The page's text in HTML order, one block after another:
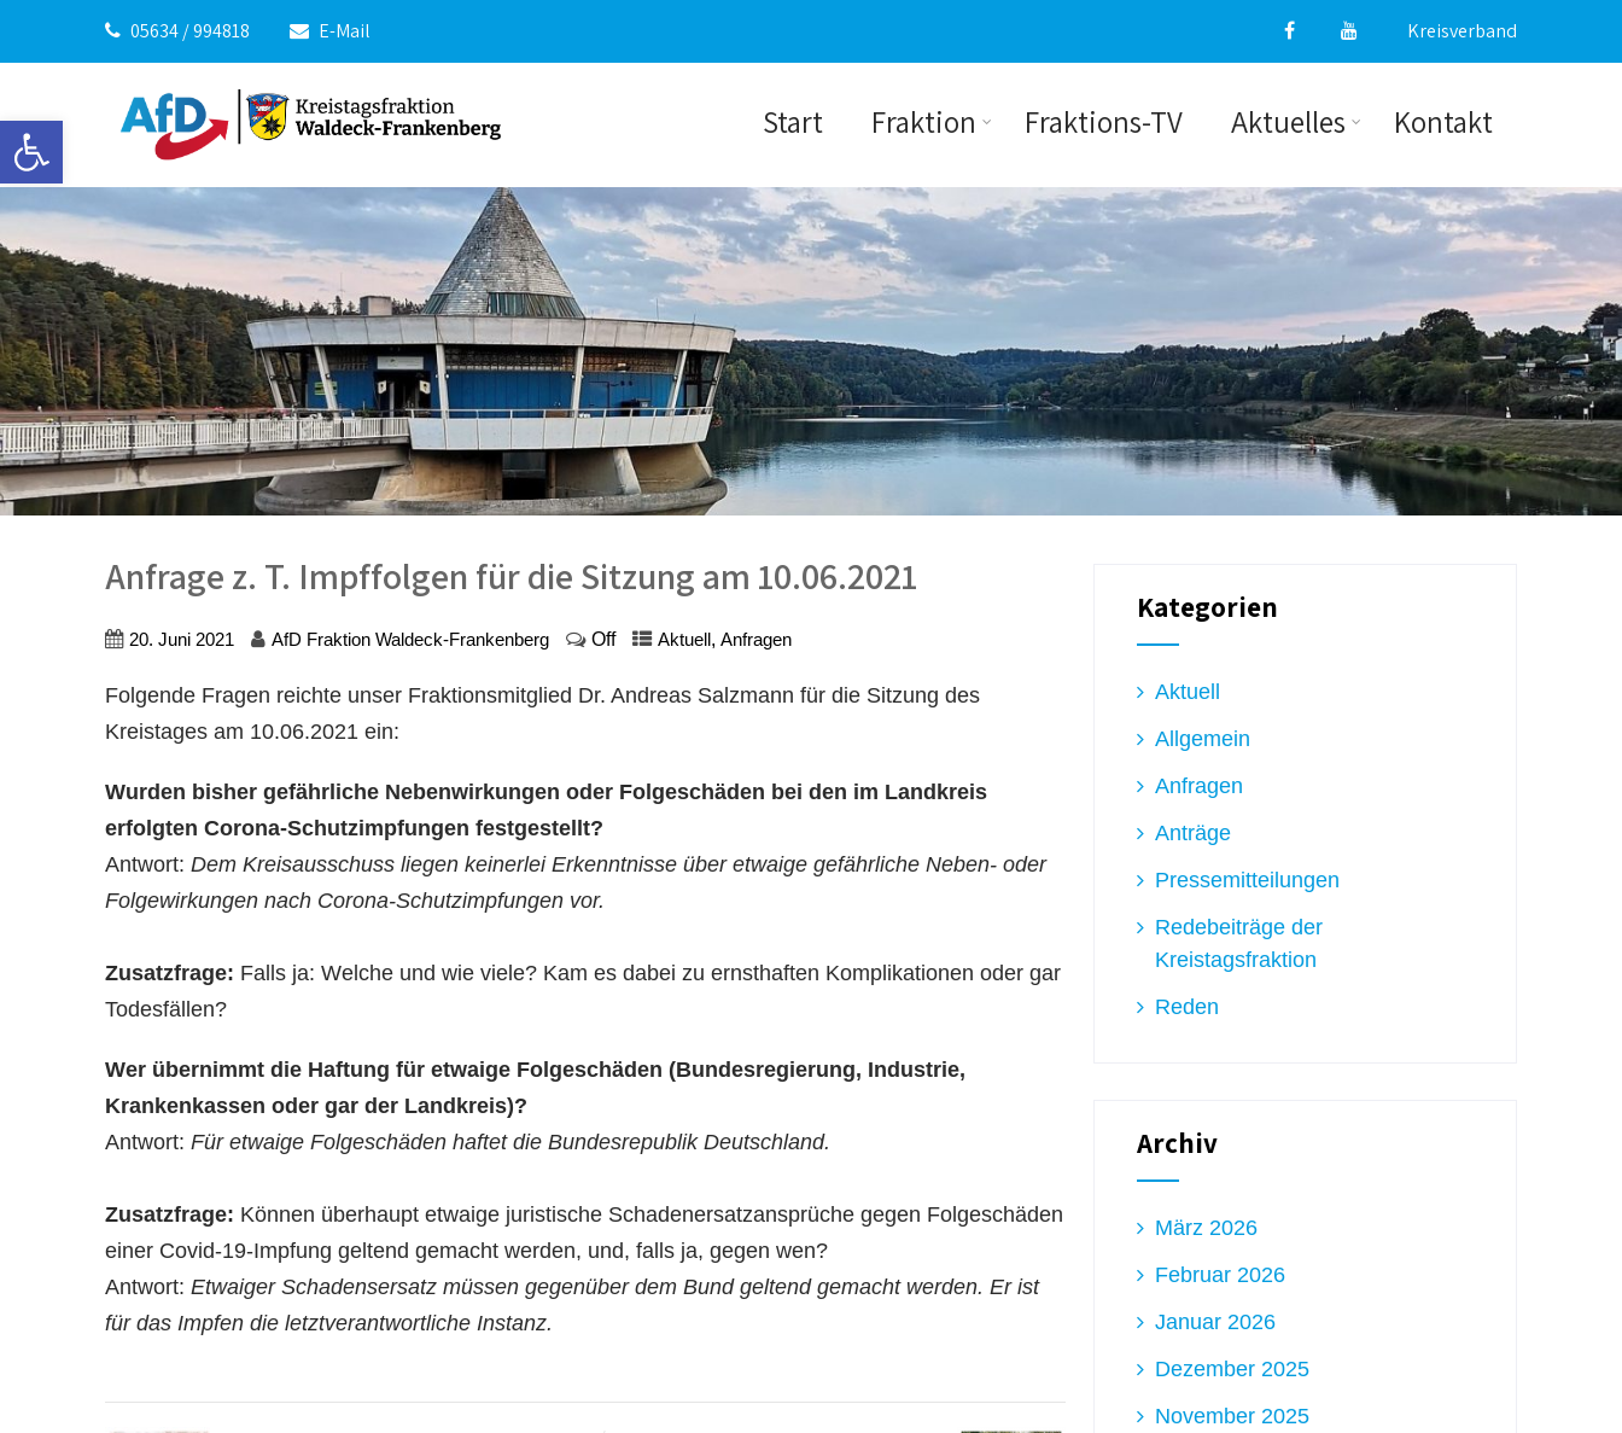
Werkzeugleiste öffnen
05634 / 994818 E-Mail Kreisverband
Start Fraktion Fraktions-TV Aktuelles Kontakt
Anfrage z. T. Impffolgen für die Sitzung am 10.06.2021
20. Juni 2021 AfD Fraktion Waldeck-Frankenberg Off Aktuell , Anfragen
Folgende Fragen reichte unser Fraktionsmitglied Dr. Andreas Salzmann für die Sitzung des
Kreistages am 10.06.2021 ein:
Wurden bisher gefährliche Nebenwirkungen oder Folgeschäden bei den im Landkreis
erfolgten Corona-Schutzimpfungen festgestellt?
Antwort: Dem Kreisausschuss liegen keinerlei Erkenntnisse über etwaige gefährliche Neben- oder
Folgewirkungen nach Corona-Schutzimpfungen vor.
Zusatzfrage: Falls ja: Welche und wie viele? Kam es dabei zu ernsthaften Komplikationen oder gar
Todesfällen?
Wer übernimmt die Haftung für etwaige Folgeschäden (Bundesregierung, Industrie,
Krankenkassen oder gar der Landkreis)?
Antwort: Für etwaige Folgeschäden haftet die Bundesrepublik Deutschland.
Zusatzfrage: Können überhaupt etwaige juristische Schadenersatzansprüche gegen Folgeschäden
einer Covid-19-Impfung geltend gemacht werden, und, falls ja, gegen wen?
Antwort: Etwaiger Schadensersatz müssen gegenüber dem Bund geltend gemacht werden. Er ist
für das Impfen die letztverantwortliche Instanz.
Kategorien
Aktuell
Allgemein
Anfragen
Anträge
Pressemitteilungen
Redebeiträge der
Kreistagsfraktion
Reden
Archiv
März 2026
Februar 2026
Januar 2026
Dezember 2025
November 2025